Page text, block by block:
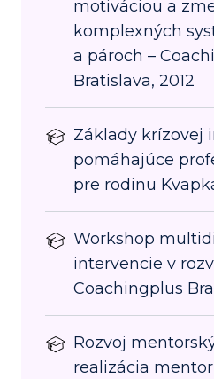
motiváciou a
komplexných
a pároch –
Bratislava, 2012
Základy krízovej
pomáhajúce
pre rodinu
Workshop
intervencie v
Coachingplus
Rozvoj
realizácia